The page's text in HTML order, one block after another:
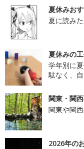
夏休みお
夏に読み
夏休みの
学年別に
駄なく、
関東・関
関東や関
2026年の